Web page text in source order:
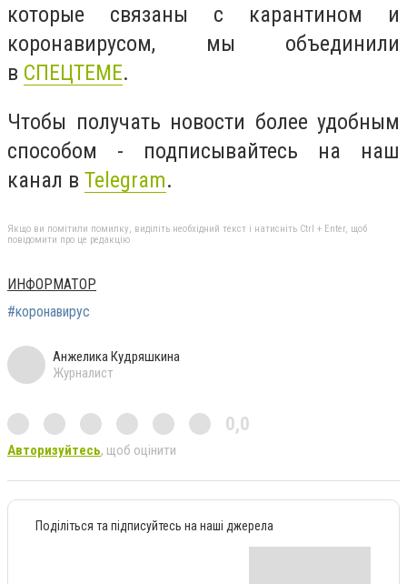
которые связаны с карантином и
коронавирусом, мы объединили
в СПЕЦТЕМЕ.
Чтобы получать новости более удобным
способом - подписывайтесь на наш
канал в Telegram.
Якщо ви помітили помилку, виділіть необхідний текст і натисніть Ctrl + Enter, щоб
повідомити про це редакцію
ИНФОРМАТОР
#коронавирус
Анжелика Кудряшкина
Журналист
0,0
Авторизуйтесь, щоб оцінити
Поділіться та підписуйтесь на наші джерела